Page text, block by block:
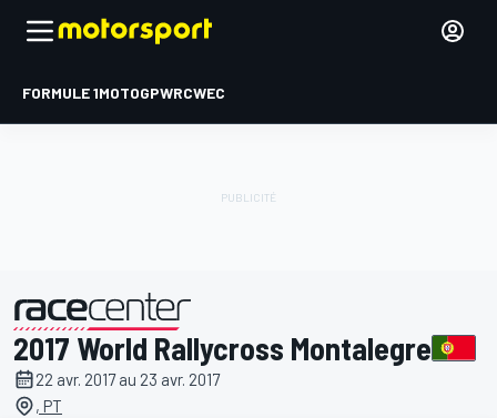
FORMULE 1MOTOGPWRCWEC
présenté par
2017 World Rallycross Montalegre
22 avr. 2017 au 23 avr. 2017
, PT